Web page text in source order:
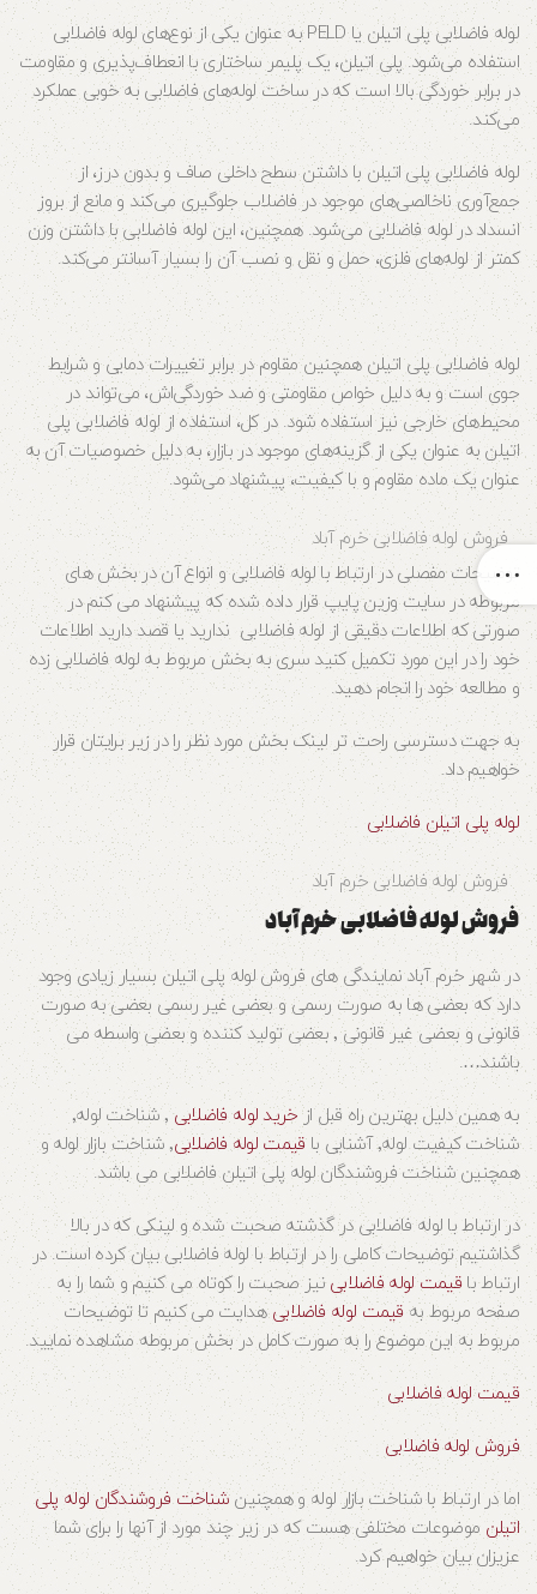
لوله فاضلابی پلی اتیلن یا PELD به عنوان یکی از نوع‌های لوله فاضلابی
استفاده می‌شود. پلی اتیلن، یک پلیمر ساختاری با انعطاف‌پذیری و مقاومت
در برابر خوردگی بالا است که در ساخت لوله‌های فاضلابی به خوبی عملکرد
می‌کند.
لوله فاضلابی پلی اتیلن با داشتن سطح داخلی صاف و بدون درز، از
جمع‌آوری ناخالصی‌های موجود در فاضلاب جلوگیری می‌کند و مانع از بروز
انسداد در لوله فاضلابی می‌شود. همچنین، این لوله فاضلابی با داشتن وزن
کمتر از لوله‌های فلزی، حمل و نقل و نصب آن را بسیار آسانتر می‌کند.
لوله فاضلابی پلی اتیلن همچنین مقاوم در برابر تغییرات دمایی و شرایط
جوی است و به دلیل خواص مقاومتی و ضد خوردگی‌اش، می‌تواند در
محیط‌های خارجی نیز استفاده شود. در کل، استفاده از لوله فاضلابی پلی
اتیلن به عنوان یکی از گزینه‌های موجود در بازار، به دلیل خصوصیات آن به
عنوان یک ماده مقاوم و با کیفیت، پیشنهاد می‌شود.
فروش لوله فاضلابی خرم آباد
توضیحات مفصلی در ارتباط با لوله فاضلابی و انواع آن در بخش های
مربوطه در سایت وزین پایپ قرار داده شده که پیشنهاد می کنم در
صورتی که اطلاعات دقیقی از لوله فاضلابی ندارید یا قصد دارید اطلاعات
خود را در این مورد تکمیل کنید سری به بخش مربوط به لوله فاضلابی زده
و مطالعه خود را انجام دهید.
به جهت دسترسی راحت تر لینک بخش مورد نظر را در زیر برایتان قرار
خواهیم داد.
لوله پلی اتیلن فاضلابی
فروش لوله فاضلابی خرم آباد
فروش لوله فاضلابی خرم آباد
در شهر خرم آباد نمایندگی های فروش لوله پلی اتیلن بسیار زیادی وجود
دارد که بعضی ها به صورت رسمی و بعضی غیر رسمی بعضی به صورت
قانونی و بعضی غیر قانونی ٬ بعضی تولید کننده و بعضی واسطه می
باشند….
به همین دلیل بهترین راه قبل ازخرید لوله فاضلابی
٬ شناخت لوله٬
شناخت کیفیت لوله٬ آشنایی با
قیمت لوله فاضلابی ٬ شناخت بازار لوله و
همچنین شناخت فروشندگان لوله پلی اتیلن فاضلابی می باشد.
در ارتباط با لوله فاضلابی در گذشته صحبت شده و لینکی که در بالا
گذاشتیم توضیحات کاملی را در ارتباط با لوله فاضلابی بیان کرده است. در
ارتباط با قیمت لوله فاضلابینیز صحبت را کوتاه می کنیم و شما را به
صفحه مربوط به قیمت لوله فاضلابیهدایت می کنیم تا توضیحات
مربوط به این موضوع را به صورت کامل در بخش مربوطه مشاهده نمایید.
قیمت لوله فاضلابی
فروش لوله فاضلابی
اما در ارتباط با شناخت بازار لوله و همچنینشناخت فروشندگان لوله پلی
اتیلن موضوعات مختلفی هست که در زیر چند مورد از آنها را برای شما
عزیزان بیان خواهیم کرد.